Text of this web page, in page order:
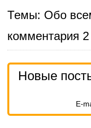
Темы: Обо
комментария
Новые
E-